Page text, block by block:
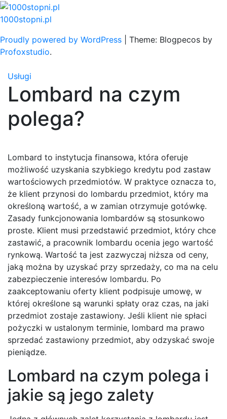
Skip
to
1000stopni.pl
Proudly powered by WordPress
Theme: Blogpecos by
Profoxstudio.
Usługi
Lombard na czym
polega?
Lombard to instytucja finansowa, która oferuje
możliwość uzyskania szybkiego kredytu pod zastaw
wartościowych przedmiotów. W praktyce oznacza to,
że klient przynosi do lombardu przedmiot, który ma
określoną wartość, a w zamian otrzymuje gotówkę.
Zasady funkcjonowania lombardów są stosunkowo
proste. Klient musi przedstawić przedmiot, który chce
zastawić, a pracownik lombardu ocenia jego wartość
rynkową. Wartość ta jest zazwyczaj niższa od ceny,
jaką można by uzyskać przy sprzedaży, co ma na celu
zabezpieczenie interesów lombardu. Po
zaakceptowaniu oferty klient podpisuje umowę, w
której określone są warunki spłaty oraz czas, na jaki
przedmiot zostaje zastawiony. Jeśli klient nie spłaci
pożyczki w ustalonym terminie, lombard ma prawo
sprzedać zastawiony przedmiot, aby odzyskać swoje
pieniądze.
Lombard na czym polega i
jakie są jego zalety